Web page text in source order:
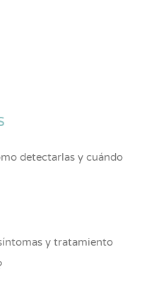
detectarlas y cuándo
y tratamiento